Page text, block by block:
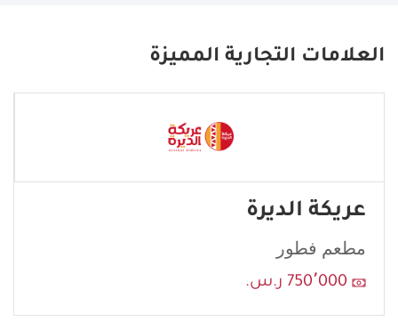
form
blank
العلامات التجارية المميزة
عريكة الديرة
مطعم فطور
750٬000 ر.س.